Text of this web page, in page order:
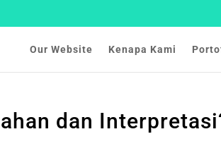
Our Website Kenapa Kami
dan